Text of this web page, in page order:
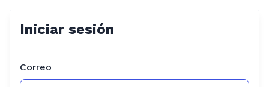
Iniciar sesión
Correo